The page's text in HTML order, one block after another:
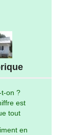
t-on ?
est
tout
en